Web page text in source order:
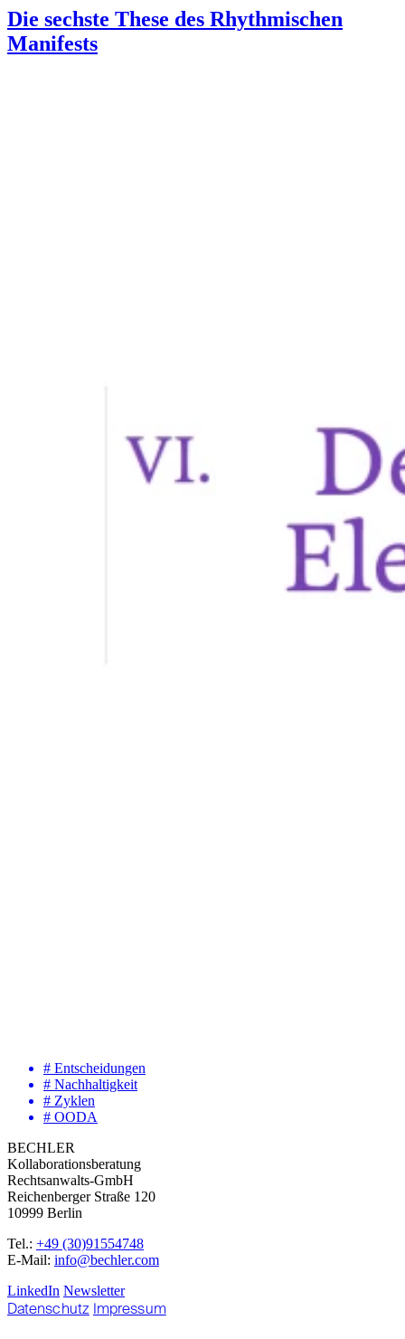
Die sechste These des Rhythmischen
Manifests
# Entscheidungen
# Nachhaltigkeit
# Zyklen
# OODA
BECHLER
Kollaborationsberatung
Rechtsanwalts-GmbH
Reichenberger Straße 120
10999 Berlin
Tel.: +49 (30)91554748
E-Mail: info@bechler.com
LinkedIn Newsletter
Datenschutz Impressum